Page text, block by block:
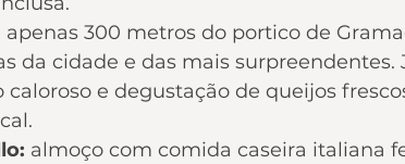
apenas 300 metros do portico de
da cidade e das mais surpreendentes.
e degustação de queijos
almoço com comida caseira italiana